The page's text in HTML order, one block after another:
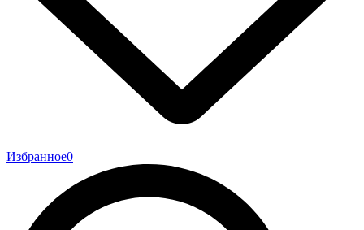
Избранное0